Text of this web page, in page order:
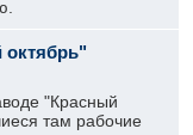
октябрь"
"Красный
там рабочие